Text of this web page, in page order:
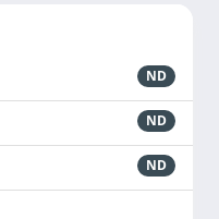
ND
ND
ND